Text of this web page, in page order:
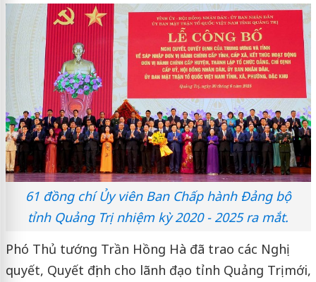
61 đồng chí Ủy viên Ban Chấp hành Đảng bộ
tỉnh Quảng Trị nhiệm kỳ 2020 - 2025 ra mắt.
Phó Thủ tướng Trần Hồng Hà đã trao các Nghị
quyết, Quyết định cho lãnh đạo tỉnh Quảng Trị mới,